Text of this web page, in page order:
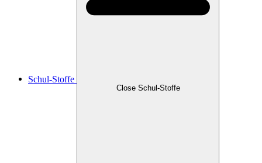
Schul-Stoffe
Close Schul-Stoffe